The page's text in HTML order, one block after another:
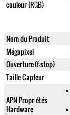
couleur (RGB)
Nom du Produit
Mégapixel
Ouverture (f-stop)
Taille Capteur
APN Propriétés
Hardware